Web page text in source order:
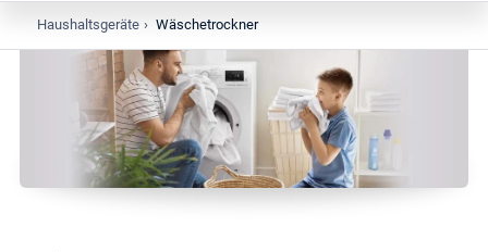
Haushaltsgeräte › Wäschetrockner